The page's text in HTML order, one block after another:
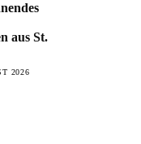
aus St.
2026